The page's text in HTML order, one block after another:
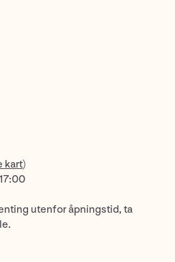
kart)
utenfor åpningstid, ta